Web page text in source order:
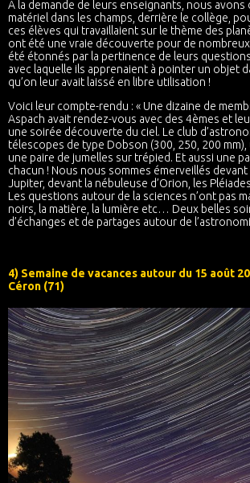
A la demande de leurs enseignants, nous avons
matériel dans les champs, derrière le collège,
ces élèves qui travaillaient sur le thème des
ont été une vraie découverte pour de
été étonnés par la pertinence de leurs
avec laquelle ils apprenaient à pointer un objet
qu’on leur avait laissé en libre utilisation !
Voici leur compte-rendu : « Une dizaine de
Aspach avait rendez-vous avec des 4èmes et
une soirée découverte du ciel. Le club
télescopes de type Dobson (300, 250, 200
une paire de jumelles sur trépied. Et aussi une
chacun ! Nous nous sommes émerveillés
Jupiter, devant la nébuleuse d’Orion, les
Les questions autour de la sciences n’ont pas
noirs, la matière, la lumière etc… Deux belles
d’échanges et de partages autour de
4) Semaine de vacances autour du 15 août
Céron (71)